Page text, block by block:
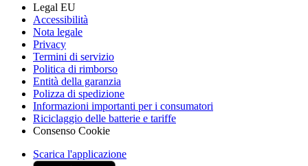
Legal EU
Accessibilità
Nota legale
Privacy
Termini di servizio
Politica di rimborso
Entità della garanzia
Polizza di spedizione
Informazioni importanti per i consumatori
Riciclaggio delle batterie e tariffe
Consenso Cookie
Scarica l'applicazione